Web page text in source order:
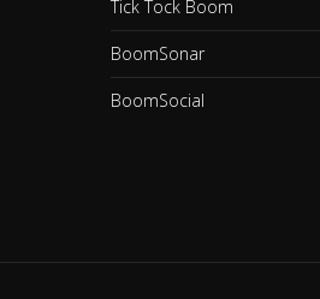
Tick Tock Boom
BoomSonar
BoomSocial